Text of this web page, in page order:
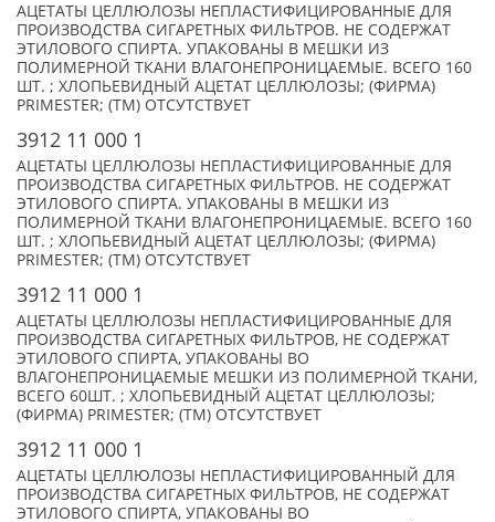
АЦЕТАТЫ ЦЕЛЛЮЛОЗЫ НЕПЛАСТИФИЦИРОВАННЫЕ ДЛЯ
ПРОИЗВОДСТВА СИГАРЕТНЫХ ФИЛЬТРОВ. НЕ СОДЕРЖАТ
ЭТИЛОВОГО СПИРТА. УПАКОВАНЫ В МЕШКИ ИЗ
ПОЛИМЕРНОЙ ТКАНИ ВЛАГОНЕПРОНИЦАЕМЫЕ. ВСЕГО 160
ШТ. ; ХЛОПЬЕВИДНЫЙ АЦЕТАТ ЦЕЛЛЮЛОЗЫ; (ФИРМА)
PRIMESTER; (TM) ОТСУТСТВУЕТ
3912 11 000 1
АЦЕТАТЫ ЦЕЛЛЮЛОЗЫ НЕПЛАСТИФИЦИРОВАННЫЕ ДЛЯ
ПРОИЗВОДСТВА СИГАРЕТНЫХ ФИЛЬТРОВ. НЕ СОДЕРЖАТ
ЭТИЛОВОГО СПИРТА. УПАКОВАНЫ В МЕШКИ ИЗ
ПОЛИМЕРНОЙ ТКАНИ ВЛАГОНЕПРОНИЦАЕМЫЕ. ВСЕГО 160
ШТ. ; ХЛОПЬЕВИДНЫЙ АЦЕТАТ ЦЕЛЛЮЛОЗЫ; (ФИРМА)
PRIMESTER; (TM) ОТСУТСТВУЕТ
3912 11 000 1
АЦЕТАТЫ ЦЕЛЛЮЛОЗЫ НЕПЛАСТИФИЦИРОВАННЫЕ ДЛЯ
ПРОИЗВОДСТВА СИГАРЕТНЫХ ФИЛЬТРОВ, НЕ СОДЕРЖАТ
ЭТИЛОВОГО СПИРТА, УПАКОВАНЫ ВО
ВЛАГОНЕПРОНИЦАЕМЫЕ МЕШКИ ИЗ ПОЛИМЕРНОЙ ТКАНИ,
ВСЕГО 60ШТ. ; ХЛОПЬЕВИДНЫЙ АЦЕТАТ ЦЕЛЛЮЛОЗЫ;
(ФИРМА) PRIMESTER; (TM) ОТСУТСТВУЕТ
3912 11 000 1
АЦЕТАТЫ ЦЕЛЛЮЛОЗЫ НЕПЛАСТИФИЦИРОВАННЫЙ ДЛЯ
ПРОИЗВОДСТВА СИГАРЕТНЫХ ФИЛЬТРОВ, НЕ СОДЕРЖАТ
ЭТИЛОВОГО СПИРТА, УПАКОВАНЫ ВО